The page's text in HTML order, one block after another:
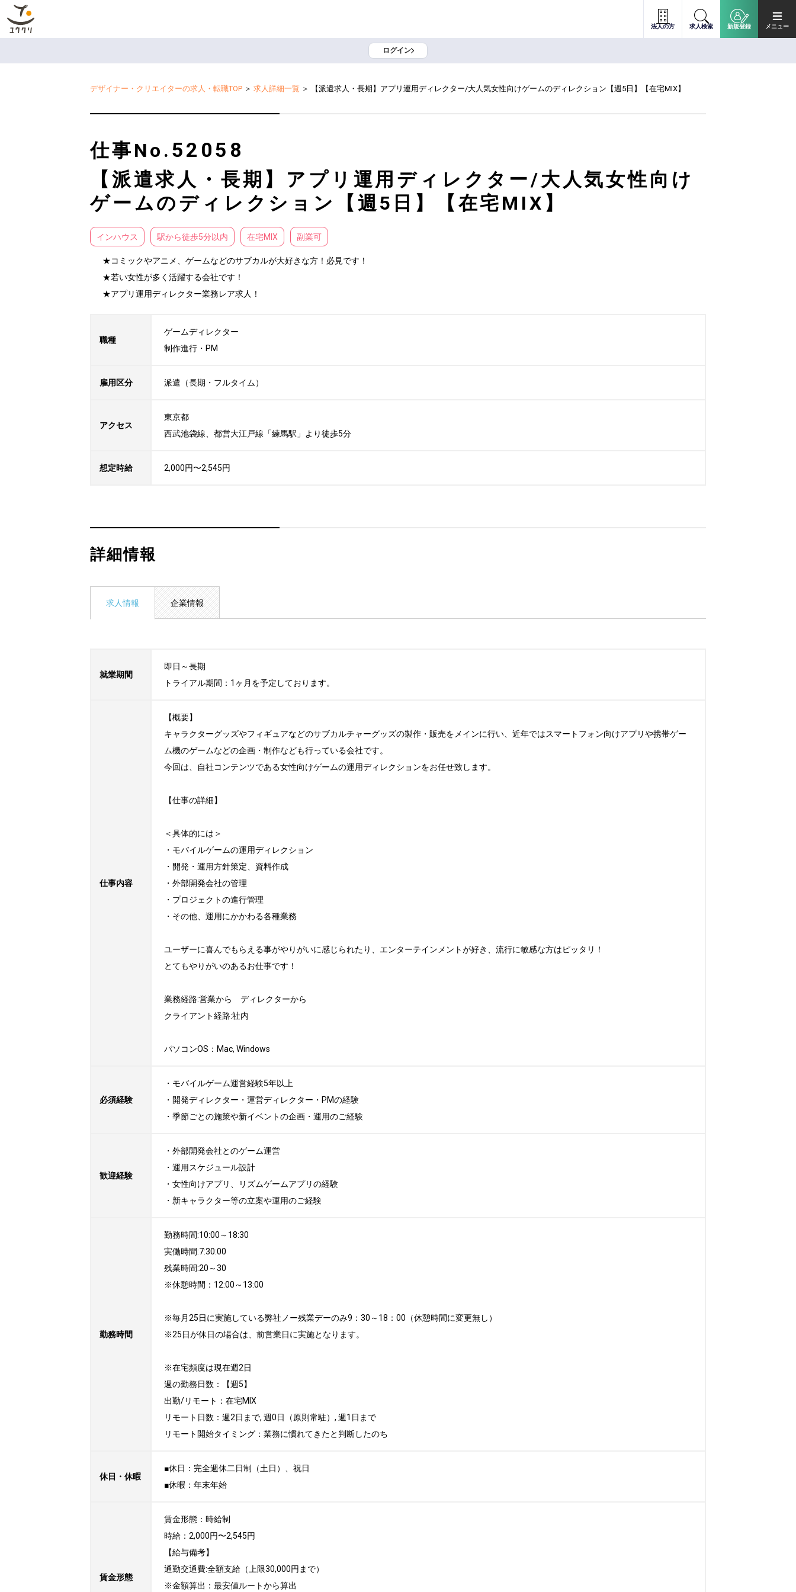
法人の方 求人検索 新規登録 メニュー
ログイン
デザイナー・クリエイターの求人・転職TOP ＞ 求人詳細一覧 ＞ 【派遣求人・長期】アプリ運用ディレクター/大人気女性向けゲームのディレクション【週5日】【在宅MIX】
仕事No. 52058
【派遣求人・長期】アプリ運用ディレクター/大人気女性向け
ゲームのディレクション【週5日】【在宅MIX】
インハウス 駅から徒歩5分以内 在宅MIX 副業可
★コミックやアニメ、ゲームなどのサブカルが大好きな方！必見です！
★若い女性が多く活躍する会社です！
★アプリ運用ディレクター業務レア求人！
職種
ゲームディレクター
制作進行・PM
雇用区分 派遣（長期・フルタイム）
アクセス
東京都
西武池袋線、都営大江戸線「練馬駅」より徒歩5分
想定時給 2,000円〜2,545円
詳細情報
求人情報 企業情報
就業期間
即日～長期
トライアル期間：1ヶ月を予定しております。
仕事内容
【概要】
キャラクターグッズやフィギュアなどのサブカルチャーグッズの製作・販売をメインに行い、近年ではスマートフォン向けアプリや携帯ゲー
ム機のゲームなどの企画・制作なども行っている会社です。
今回は、自社コンテンツである女性向けゲームの運用ディレクションをお任せ致します。
【仕事の詳細】
＜具体的には＞
・モバイルゲームの運用ディレクション
・開発・運用方針策定、資料作成
・外部開発会社の管理
・プロジェクトの進行管理
・その他、運用にかかわる各種業務
ユーザーに喜んでもらえる事がやりがいに感じられたり、エンターテインメントが好き、流行に敏感な方はピッタリ！
とてもやりがいのあるお仕事です！
業務経路:営業から　ディレクターから
クライアント経路:社内
パソコンOS：Mac, Windows
必須経験
・モバイルゲーム運営経験5年以上
・開発ディレクター・運営ディレクター・PMの経験
・季節ごとの施策や新イベントの企画・運用のご経験
歓迎経験
・外部開発会社とのゲーム運営
・運用スケジュール設計
・女性向けアプリ、リズムゲームアプリの経験
・新キャラクター等の立案や運用のご経験
勤務時間
勤務時間:10:00～18:30
実働時間:7:30:00
残業時間:20～30
※休憩時間：12:00～13:00
※毎月25日に実施している弊社ノー残業デーのみ9：30～18：00（休憩時間に変更無し）
※25日が休日の場合は、前営業日に実施となります。
※在宅頻度は現在週2日
週の勤務日数：【週5】
出勤/リモート：在宅MIX
リモート日数：週2日まで, 週0日（原則常駐）, 週1日まで
リモート開始タイミング：業務に慣れてきたと判断したのち
休日・休暇
■休日：完全週休二日制（土日）、祝日
■休暇：年末年始
賃金形態
賃金形態：時給制
時給：2,000円〜2,545円
【給与備考】
通勤交通費:全額支給（上限30,000円まで）
※金額算出：最安値ルートから算出